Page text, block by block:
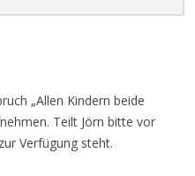
„Allen Kindern beide
Teilt Jörn bitte vor
Verfügung steht.